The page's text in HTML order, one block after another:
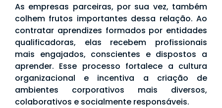
As empresas parceiras, por sua vez, também
colhem frutos importantes dessa relação. Ao
contratar aprendizes formados por entidades
qualificadoras, elas recebem profissionais
mais engajados, conscientes e dispostos a
aprender. Esse processo fortalece a cultura
organizacional e incentiva a criação de
ambientes corporativos mais diversos,
colaborativos e socialmente responsáveis.